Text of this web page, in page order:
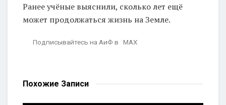
Ранее учёные выяснили, сколько лет ещё
может продолжаться жизнь на Земле.
Подписывайтесь на АиФ в MAX
Похожие Записи